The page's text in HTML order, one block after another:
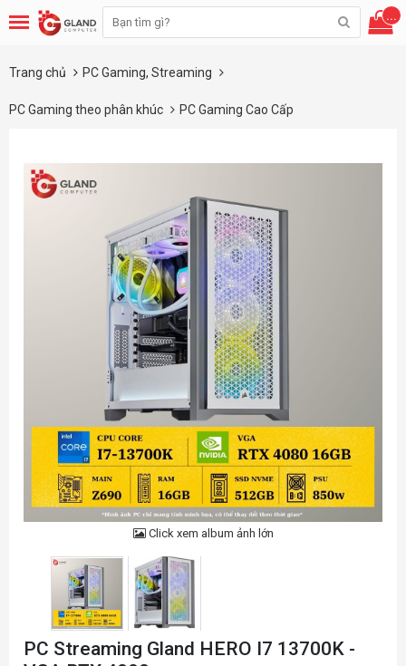
...
Trang chủ PC Gaming, Streaming
PC Gaming theo phân khúc PC Gaming Cao Cấp
Click xem album ảnh lớn
PC Streaming Gland HERO I7 13700K -